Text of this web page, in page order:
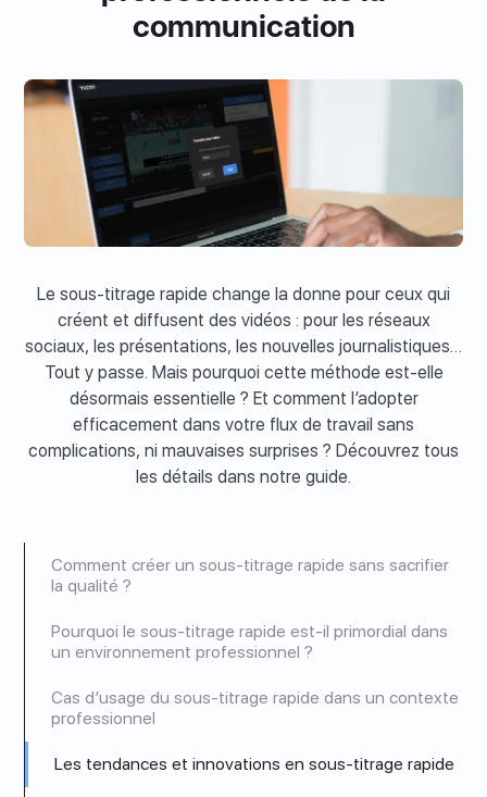
communication
Le sous-titrage rapide change la donne pour ceux qui
créent et diffusent des vidéos : pour les réseaux
sociaux, les présentations, les nouvelles journalistiques…
Tout y passe. Mais pourquoi cette méthode est-elle
désormais essentielle ? Et comment l’adopter
efficacement dans votre flux de travail sans
complications, ni mauvaises surprises ? Découvrez tous
les détails dans notre guide.
Comment créer un sous-titrage rapide sans sacrifier
la qualité ?
Pourquoi le sous-titrage rapide est-il primordial dans
un environnement professionnel ?
Cas d’usage du sous-titrage rapide dans un contexte
professionnel
Les tendances et innovations en sous-titrage rapide